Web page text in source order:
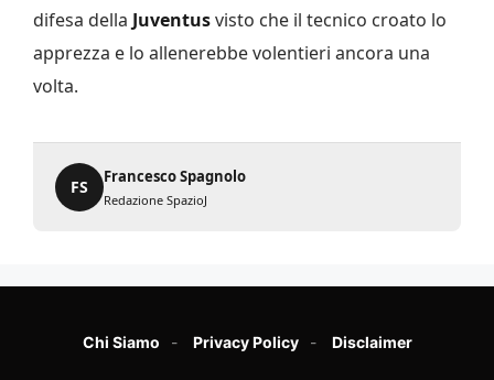
difesa della Juventusvisto che il tecnico croato lo
apprezza e lo allenerebbe volentieri ancora una
volta.
FS
Francesco Spagnolo
Redazione SpazioJ
Chi Siamo Privacy Policy Disclaimer